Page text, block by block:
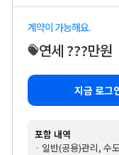
계약이 가능해요.
연세 ???만원
지금 로그
포함 내역
· 일반(공용)관리, 수